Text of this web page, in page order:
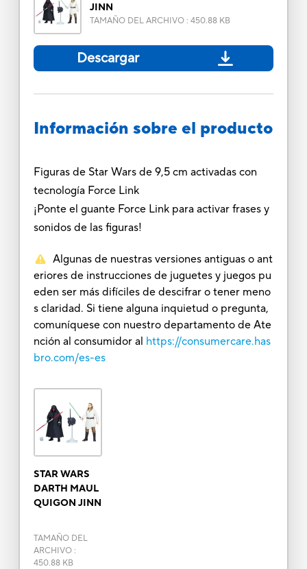
JINN
TAMAÑO DEL ARCHIVO: 450.88 KB
Descargar
Información sobre el producto
Figuras de Star Wars de 9,5 cm activadas con
tecnología Force Link
¡Ponte el guante Force Link para activar frases y
sonidos de las figuras!
Algunas de nuestras versiones antiguas o ant
eriores de instrucciones de juguetes y juegos pu
eden ser más difíciles de descifrar o tener meno
s claridad. Si tiene alguna inquietud o pregunta,
comuníquese con nuestro departamento de Ate
nción al consumidor al https://consumercare.has
bro.com/es-es
STAR WARS
DARTH MAUL
QUIGON JINN
TAMAÑO DEL
ARCHIVO:
450.88 KB